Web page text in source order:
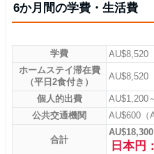
6か月間の学費・生活費
学費
AU$8,520
ホームステイ滞在費
（平日2食付き）
AU$8,520
個人的出費
AU$1,200
公共交通機関
AU$600（
合計 日本円